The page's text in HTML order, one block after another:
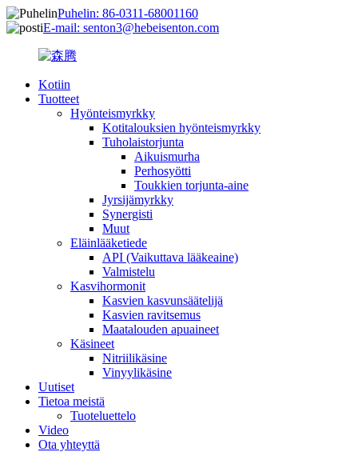
Puhelin: 86-0311-68001160
E-mail: senton3@hebeisenton.com
Kotiin
Tuotteet
Hyönteismyrkky
Kotitalouksien hyönteismyrkky
Tuholaistorjunta
Aikuismurha
Perhosyötti
Toukkien torjunta-aine
Jyrsijämyrkky
Synergisti
Muut
Eläinlääketiede
API (Vaikuttava lääkeaine)
Valmistelu
Kasvihormonit
Kasvien kasvunsäätelijä
Kasvien ravitsemus
Maatalouden apuaineet
Käsineet
Nitriilikäsine
Vinyylikäsine
Uutiset
Tietoa meistä
Tuoteluettelo
Video
Ota yhteyttä